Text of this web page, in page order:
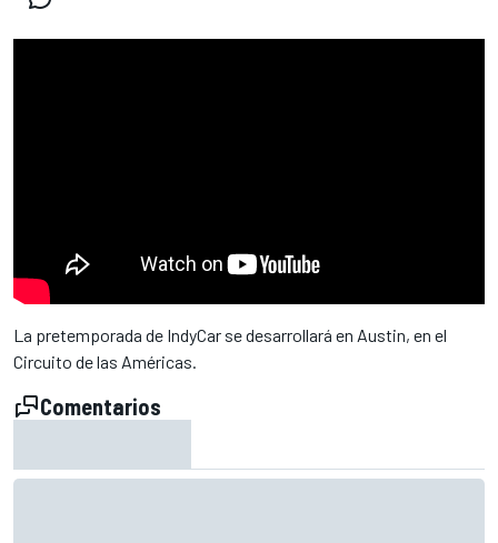
La pretemporada de IndyCar se desarrollará en Austin, en el
Circuito de las Américas.
Comentarios